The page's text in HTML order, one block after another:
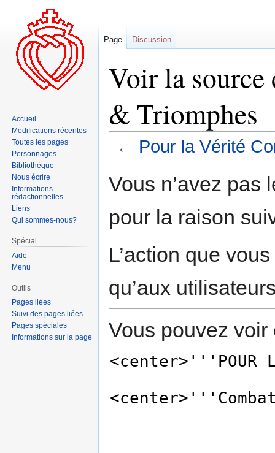
Voir la source
& Triomphes
← Pour la Vérité
à
navigation
à
recherche
Vous n’avez pas
pour la raison
L’action que
qu’aux
Vous pouvez
Page Discussion
Accueil
Modifications récentes
Toutes les pages
Personnages
Bibliothèque
Nous écrire
Informations
rédactionnelles
Liens
Qui sommes-nous?
Spécial
Aide
Menu
Outils
Pages liées
Suivi des pages liées
Pages spéciales
Informations sur la page